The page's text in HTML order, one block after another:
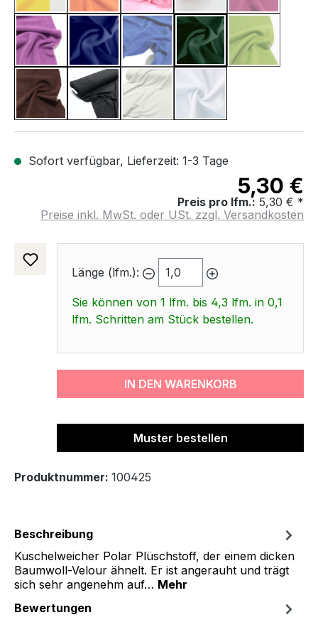
Flieder Dunkel BlauRoyal Blau
(Diese Option ist zurzeit nicht
Dunkel GrünApfel Grün
(Diese
Braun Schwarz Licht Grau
(Diese Option ist zurzeit nicht
Weiß
Sofort verfügbar, Lieferzeit: 1-3 Tage
5,30 €
Preis pro lfm.: 5,30 € *
Preise inkl. MwSt. oder USt. zzgl. Versandkosten
Länge (lfm.):
Sie können von 1 lfm. bis 4,3 lfm. in 0,1
lfm. Schritten am Stück bestellen.
IN DEN WARENKORB
Muster bestellen
Produktnummer: 100425
Beschreibung
Kuschelweicher Polar Plüschstoff, der einem dicken
Baumwoll-Velour ähnelt. Er ist angerauht und trägt
sich sehr angenehm auf… Mehr
Bewertungen